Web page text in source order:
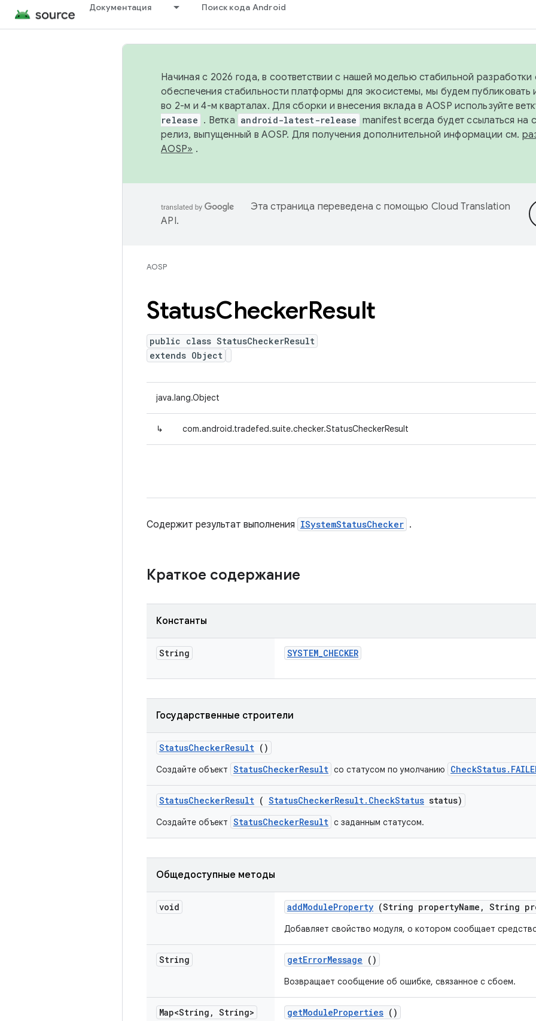
Документация Поиск кода Android
Начиная с 2026 года, в соответствии с нашей моделью стабильной разработки
обеспечения стабильности платформы для экосистемы, мы будем публиковать
во 2-м и 4-м кварталах. Для сборки и внесения вклада в AOSP используйте
release . Ветка android-latest-release manifest всегда будет ссылаться на
релиз, выпущенный в AOSP. Для получения дополнительной информации см.
AOSP» .
Эта страница переведена с помощью Cloud Translation
API.
AOSP
StatusCheckerResult
public class StatusCheckerResult
extends Object
java.lang.Object
↳ com.android.tradefed.suite.checker.StatusCheckerResult
Содержит результат выполнения ISystemStatusChecker .
Краткое содержание
Константы
String SYSTEM_CHECKER
Государственные строители
StatusCheckerResult ()
Создайте объект StatusCheckerResult со статусом по умолчанию
StatusCheckerResult ( StatusCheckerResult. CheckStatus status)
Создайте объект StatusCheckerResult с заданным статусом.
Общедоступные методы
void addModuleProperty (String propertyName , String
Добавляет свойство модуля, о котором сообщает
String getErrorMessage ()
Возвращает сообщение об ошибке, связанное с сбоем.
Map<String , String> getModuleProperties ()